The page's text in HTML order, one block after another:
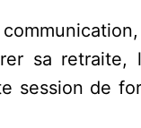
sa
session de